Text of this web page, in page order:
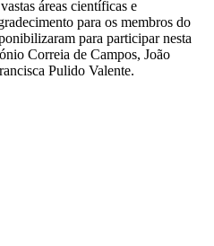
áreas científicas e
para os membros do
para participar nesta
Correia de Campos, João
Pulido Valente.